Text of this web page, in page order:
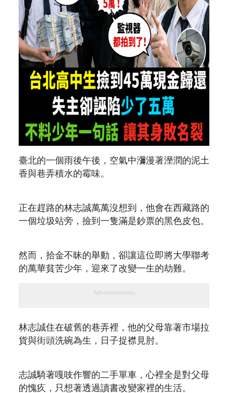
臺北的一個雨後午後，空氣中瀰漫著溼潤的泥土
香與巷弄積水的霉味。
正在趕路的林志誠萬萬沒想到，他會在西藏路的
一個垃圾站旁，撿到一隻滿是鈔票的黑色皮包。
然而，拾金不昧的舉動，卻讓這位即將大學聯考
的萬華貧苦少年，迎來了改變一生的劫難。
Advertisements
林志誠住在破舊的巷弄裡，他的父母靠著市場拉
貨與街頭洗碗為生，日子捉襟見肘。
志誠騎著嘎吱作響的二手單車，心裡全是對父母
的愧疚，只想著透過讀書改變家裡的生活。